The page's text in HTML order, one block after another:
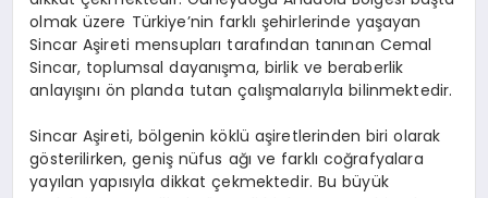
olmak üzere Türkiye’nin farklı şehirlerinde yaşayan
Sincar Aşireti mensupları tarafından tanınan Cemal
Sincar, toplumsal dayanışma, birlik ve beraberlik
anlayışını ön planda tutan çalışmalarıyla bilinmektedir.
Sincar Aşireti, bölgenin köklü aşiretlerinden biri olarak
gösterilirken, geniş nüfus ağı ve farklı coğrafyalara
yayılan yapısıyla dikkat çekmektedir. Bu büyük